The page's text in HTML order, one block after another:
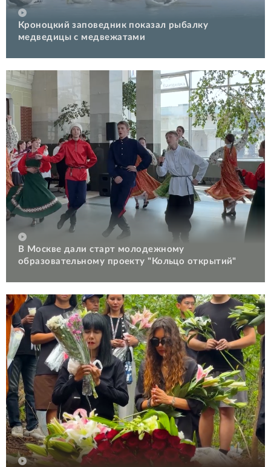
Кроноцкий заповедник показал рыбалку
медведицы с медвежатами
В Москве дали старт молодежному
образовательному проекту "Кольцо открытий"